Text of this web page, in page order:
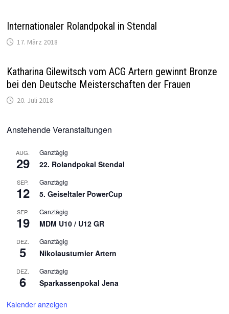
Internationaler Rolandpokal in Stendal
17. März 2018
Katharina Gilewitsch vom ACG Artern gewinnt Bronze
bei den Deutsche Meisterschaften der Frauen
20. Juli 2018
Anstehende Veranstaltungen
AUG.
29
Ganztägig
22. Rolandpokal Stendal
SEP.
12
Ganztägig
5. Geiseltaler PowerCup
SEP.
19
Ganztägig
MDM U10 / U12 GR
DEZ.
5
Ganztägig
Nikolausturnier Artern
DEZ.
6
Ganztägig
Sparkassenpokal Jena
Kalender anzeigen